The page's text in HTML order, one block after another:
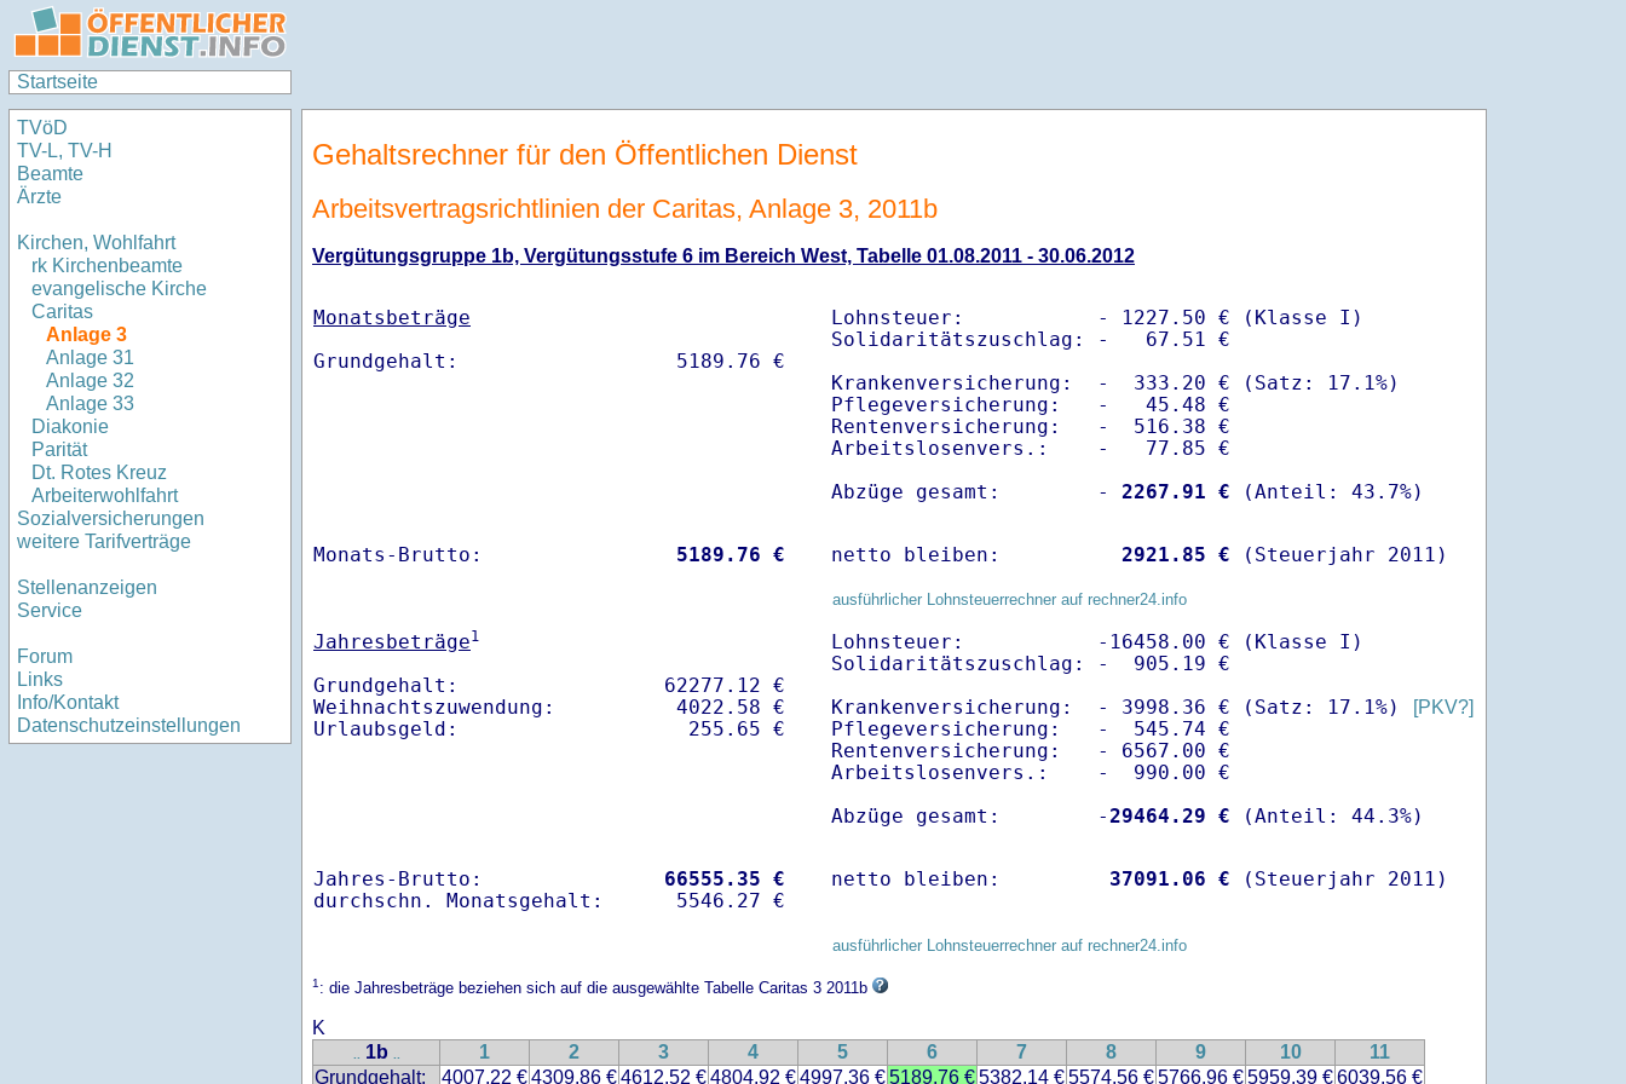
Startseite
TVöD
TV-L, TV-H
Beamte
Ärzte
Kirchen, Wohlfahrt
rk Kirchenbeamte
evangelische Kirche
Caritas
Anlage 3
Anlage 31
Anlage 32
Anlage 33
Diakonie
Parität
Dt. Rotes Kreuz
Arbeiterwohlfahrt
Sozialversicherungen
weitere Tarifverträge
Stellenanzeigen
Service
Forum
Links
Info/Kontakt
Datenschutzeinstellungen
Gehaltsrechner für den Öffentlichen Dienst
Arbeitsvertragsrichtlinien der Caritas, Anlage 3, 2011b
Vergütungsgruppe 1b, Vergütungsstufe 6 im Bereich West, Tabelle 01.08.2011 - 30.06.2012
Monatsbeträge
Lohnsteuer:           - 1227.50 € (Klasse I)
Solidaritätszuschlag: -   67.51 €
Krankenversicherung:  -  333.20 € (Satz: 17.1%)
Pflegeversicherung:   -   45.48 €
Rentenversicherung:   -  516.38 €
Arbeitslosenvers.:    -   77.85 €
Abzüge gesamt:        -
2267.91 €
Monats-Brutto: 5189.76 € netto bleiben: 2921.85 € (Steuerjahr 2011)
ausführlicher Lohnsteuerrechner auf rechner24.info
Jahresbeträge1
Grundgehalt:                 62277.12 €
Weihnachtszuwendung:          4022.58 €
Lohnsteuer:           -16458.00 € (Klasse I)
Solidaritätszuschlag: -  905.19 €
Krankenversicherung:  - 3998.36 € (Satz: 17.1%)
[PKV?]
Pflegeversicherung:   -  545.74 €
Rentenversicherung:   - 6567.00 €
Arbeitslosenvers.:    -  990.00 €
Abzüge gesamt:        -29464.29 €
Jahres-Brutto: 66555.35 €
netto bleiben: 37091.06 € (Steuerjahr 2011)
ausführlicher Lohnsteuerrechner auf rechner24.info
1: die Jahresbeträge beziehen sich auf die ausgewählte Tabelle Caritas 3 2011b
K
.. 1b .. 1 2 3 4 5 6 7 8 9 10
11
Grundgehalt:
4007.22 €4309.86 €4612.52 €4804.92 €4997.36 €5189.76 €5382.14 €5574.56 €5766.96 €5959.39 €6039.56 €